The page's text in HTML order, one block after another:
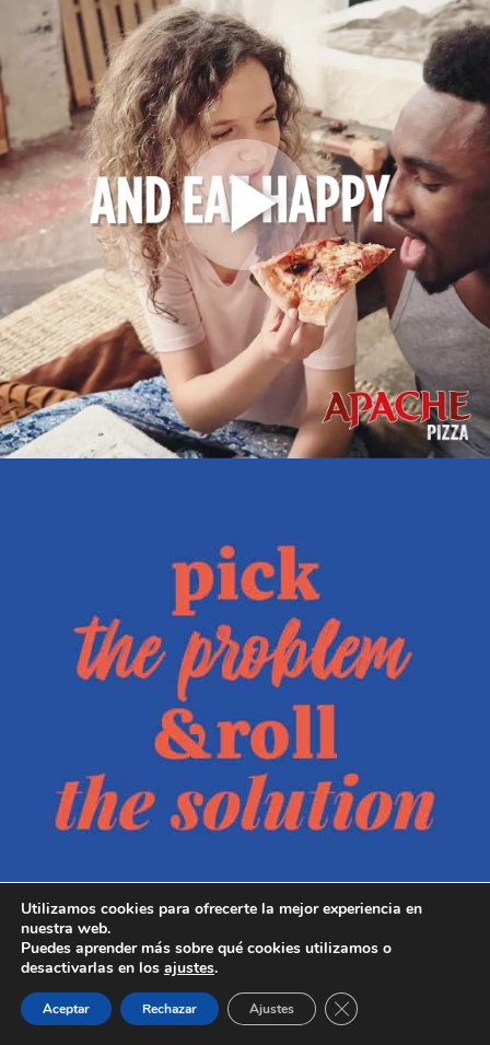
Utilizamos cookies para ofrecerte la mejor experiencia en
nuestra web.
Puedes aprender más sobre qué cookies utilizamos o
desactivarlas en los ajustes.
Aceptar Rechazar Ajustes Cerrar el banner de